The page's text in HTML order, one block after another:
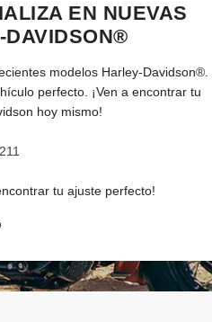
EN NUEVAS
DAVIDSON®
modelos Harley-Davidson®.
perfecto. ¡Ven a encontrar tu
hoy mismo!
tu ajuste perfecto!